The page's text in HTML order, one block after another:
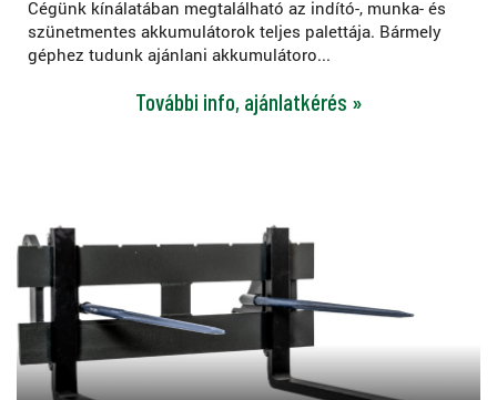
Cégünk kínálatában megtalálható az indító-, munka- és
szünetmentes akkumulátorok teljes palettája. Bármely
géphez tudunk ajánlani akkumulátoro...
További info, ajánlatkérés »